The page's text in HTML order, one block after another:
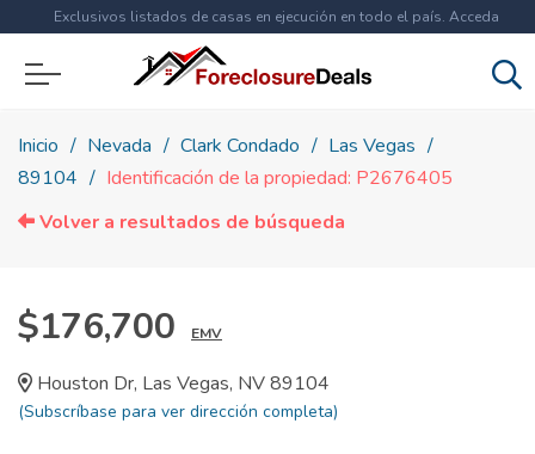
Exclusivos listados de casas en ejecución en todo el país. Acceda
ahora a
Inicio Nevada Clark Condado
Las Vegas
89104
Identificación de la propiedad: P2676405
Volver a resultados de búsqueda
$176,700 EMV
Houston Dr, Las Vegas, NV 89104
(Subscríbase para ver dirección completa)